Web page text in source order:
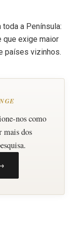
a Península:
que exige maior
países vizinhos.
nos como
mais dos